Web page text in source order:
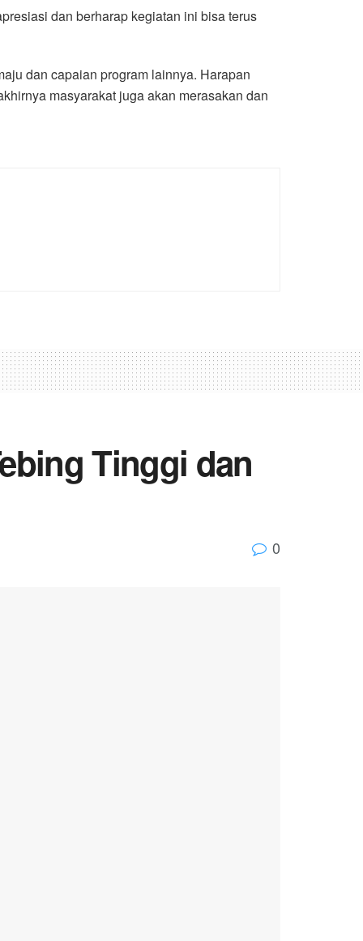
dan berharap kegiatan ini bisa terus
dan capaian program lainnya. Harapan
masyarakat juga akan merasakan dan
Tinggi dan
0